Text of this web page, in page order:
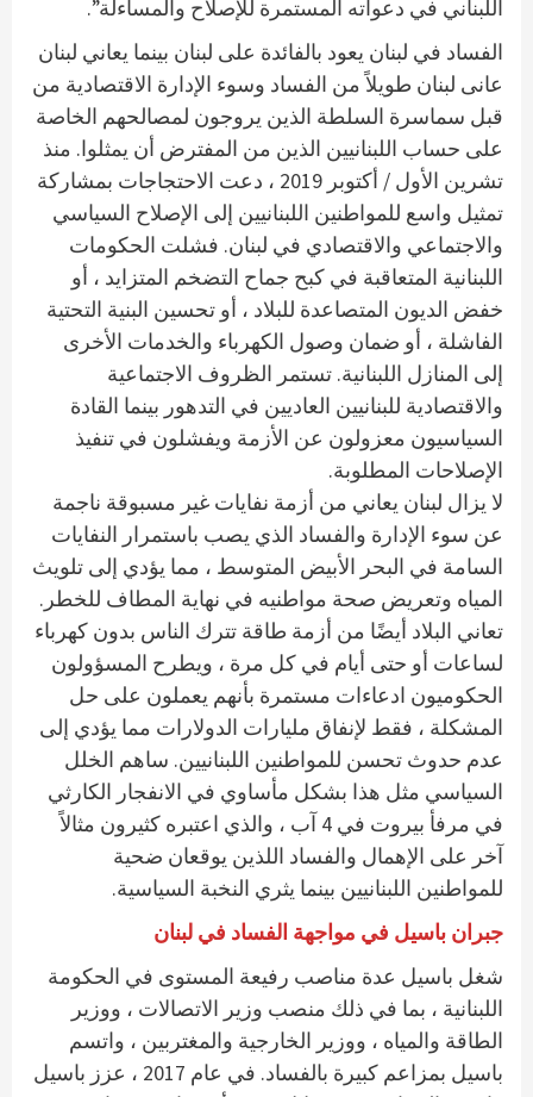
اللبناني في دعواته المستمرة للإصلاح والمساءلة”.
الفساد في لبنان يعود بالفائدة على لبنان بينما يعاني لبنان
عانى لبنان طويلاً من الفساد وسوء الإدارة الاقتصادية من
قبل سماسرة السلطة الذين يروجون لمصالحهم الخاصة
على حساب اللبنانيين الذين من المفترض أن يمثلوا. منذ
تشرين الأول / أكتوبر 2019 ، دعت الاحتجاجات بمشاركة
تمثيل واسع للمواطنين اللبنانيين إلى الإصلاح السياسي
والاجتماعي والاقتصادي في لبنان. فشلت الحكومات
اللبنانية المتعاقبة في كبح جماح التضخم المتزايد ، أو
خفض الديون المتصاعدة للبلاد ، أو تحسين البنية التحتية
الفاشلة ، أو ضمان وصول الكهرباء والخدمات الأخرى
إلى المنازل اللبنانية. تستمر الظروف الاجتماعية
والاقتصادية للبنانيين العاديين في التدهور بينما القادة
السياسيون معزولون عن الأزمة ويفشلون في تنفيذ
الإصلاحات المطلوبة.
لا يزال لبنان يعاني من أزمة نفايات غير مسبوقة ناجمة
عن سوء الإدارة والفساد الذي يصب باستمرار النفايات
السامة في البحر الأبيض المتوسط ​​، مما يؤدي إلى تلويث
المياه وتعريض صحة مواطنيه في نهاية المطاف للخطر.
تعاني البلاد أيضًا من أزمة طاقة تترك الناس بدون كهرباء
لساعات أو حتى أيام في كل مرة ، ويطرح المسؤولون
الحكوميون ادعاءات مستمرة بأنهم يعملون على حل
المشكلة ، فقط لإنفاق مليارات الدولارات مما يؤدي إلى
عدم حدوث تحسن للمواطنين اللبنانيين. ساهم الخلل
السياسي مثل هذا بشكل مأساوي في الانفجار الكارثي
في ​​مرفأ بيروت في 4 آب ، والذي اعتبره كثيرون مثالاً
آخر على الإهمال والفساد اللذين يوقعان ضحية
للمواطنين اللبنانيين بينما يثري النخبة السياسية.
جبران باسيل في مواجهة الفساد في لبنان
شغل باسيل عدة مناصب رفيعة المستوى في الحكومة
اللبنانية ، بما في ذلك منصب وزير الاتصالات ، ووزير
الطاقة والمياه ، ووزير الخارجية والمغتربين ، واتسم
باسيل بمزاعم كبيرة بالفساد. في عام 2017 ، عزز باسيل